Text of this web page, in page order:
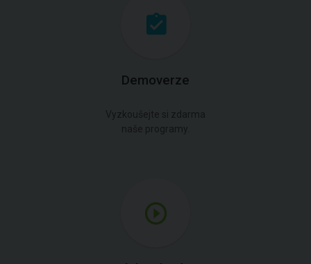
Demoverze
Vyzkoušejte si zdarma
naše programy.